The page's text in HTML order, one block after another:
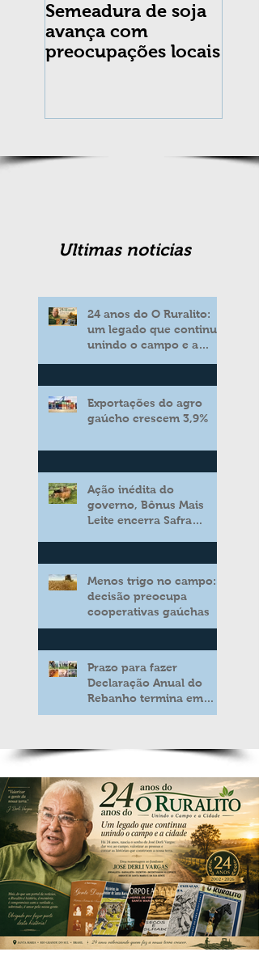
Semeadura de soja
avança com
preocupações locais
Ultimas noticias
24 anos do O Ruralito:
um legado que continua
unindo o campo e a
Exportações do agro
gaúcho crescem 3,9%
Ação inédita do
governo, Bônus Mais
Leite encerra Safra
aos produtores de leite
Menos trigo no campo:
decisão preocupa
cooperativas gaúchas
Prazo para fazer
Declaração Anual do
Rebanho termina em
duas semanas